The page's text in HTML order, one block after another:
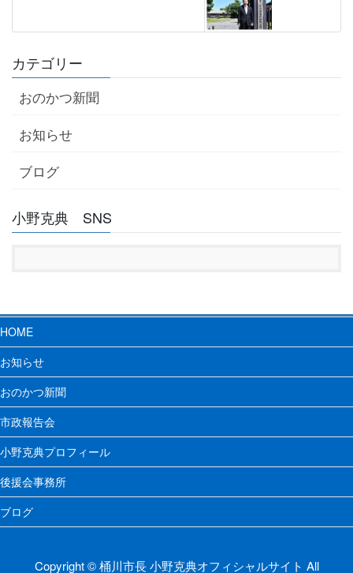
カテゴリー
おのかつ新聞
お知らせ
ブログ
小野克典 SNS
HOME
お知らせ
おのかつ新聞
市政報告会
小野克典プロフィール
後援会事務所
ブログ
Copyright © 桶川市長 小野克典オフィシャルサイト All